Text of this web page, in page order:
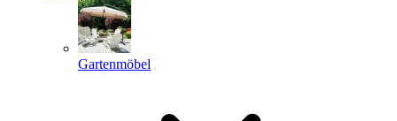
Gartenmöbel